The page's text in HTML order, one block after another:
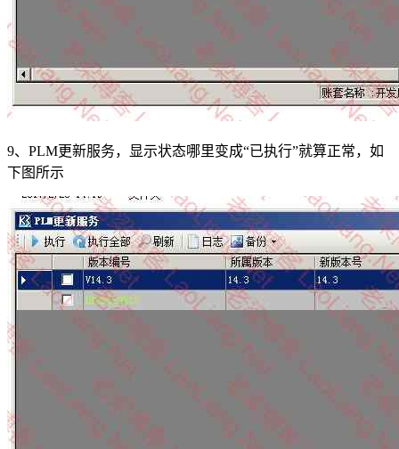
9、PLM更新服务，显示状态哪里变成“已执行”就算正常，如
下图所示